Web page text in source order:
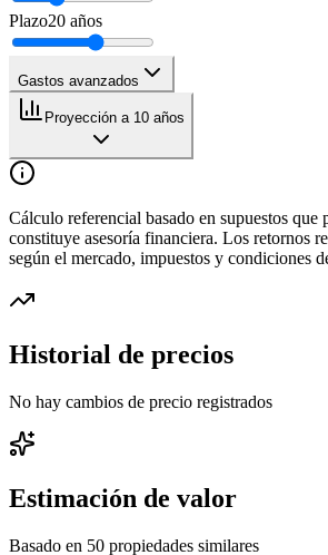
Plazo20 años
Gastos avanzados
Proyección a 10 años
Cálculo referencial basado en supuestos que
constituye asesoría financiera. Los retornos
según el mercado, impuestos y condiciones
Historial de precios
No hay cambios de precio registrados
Estimación de valor
Basado en 50 propiedades similares